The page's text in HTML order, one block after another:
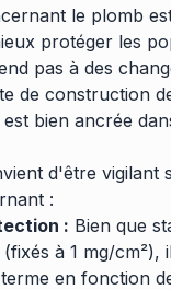
le plomb
protéger les
pas à des
de construction
bien ancrée
d'être vigilant
:
: Bien que
à 1 mg/cm²),
en fonction